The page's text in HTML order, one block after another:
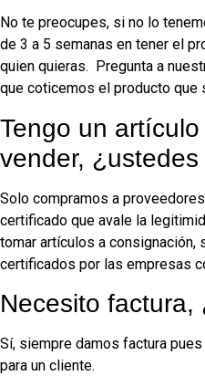
No te preocupes, si no lo
de 3 a 5 semanas en tener el
quien quieras. Pregunta a
que coticemos el producto que
Tengo un
vender,
Solo compramos a
certificado que avale la
tomar artículos a consignación,
certificados por las empresas
Necesito factura,
Sí, siempre damos factura
para un cliente.